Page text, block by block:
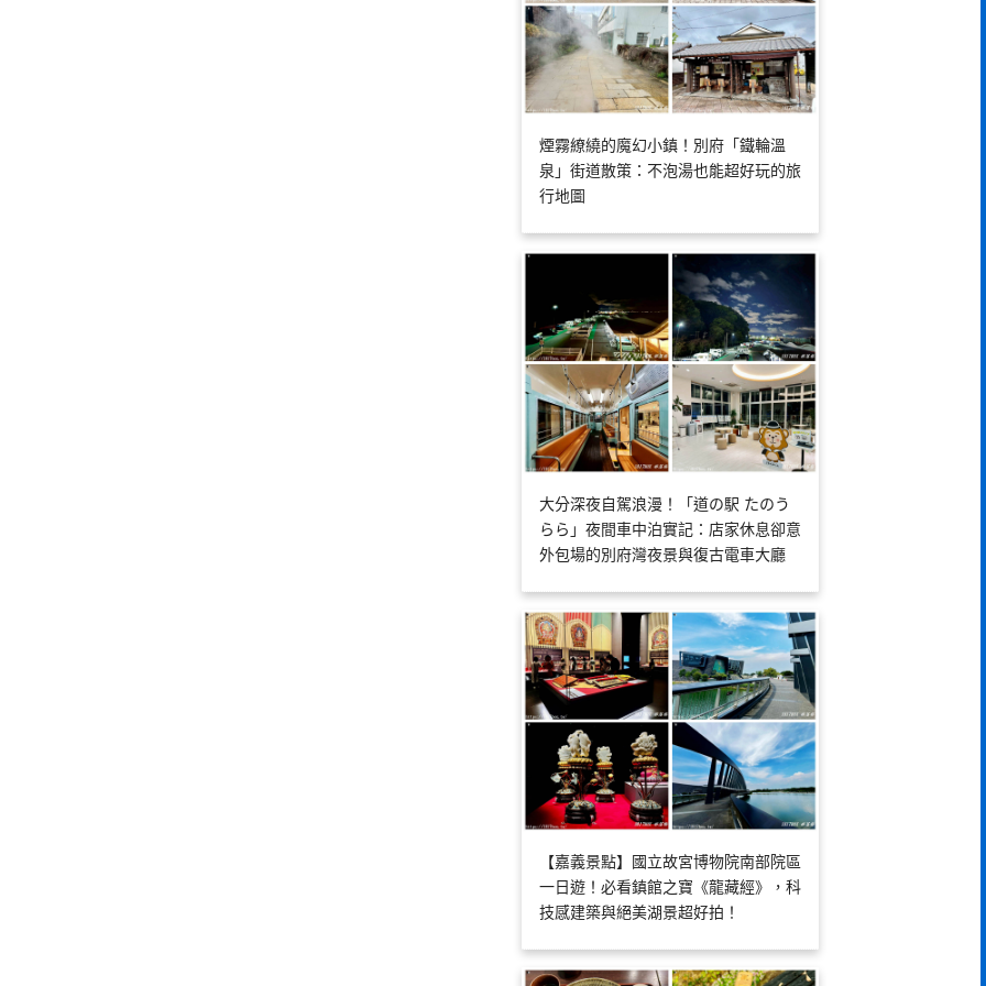
煙霧繚繞的魔幻小鎮！別府「鐵輪溫
泉」街道散策：不泡湯也能超好玩的旅
行地圖
大分深夜自駕浪漫！「道の駅 たのう
らら」夜間車中泊實記：店家休息卻意
外包場的別府灣夜景與復古電車大廳
【嘉義景點】國立故宮博物院南部院區
一日遊！必看鎮館之寶《龍藏經》，科
技感建築與絕美湖景超好拍！